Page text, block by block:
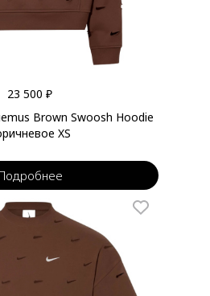
23 500 ₽
Brown Swoosh Hoodie
XS